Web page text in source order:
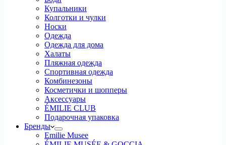
Купальники
Колготки и чулки
Носки
Одежда
Одежда для дома
Халаты
Пляжная одежда
Спортивная одежда
Комбинезоны
Косметички и шопперы
Аксессуары
ÉMILIE CLUB
Подарочная упаковка
Бренды
Emilie Musee